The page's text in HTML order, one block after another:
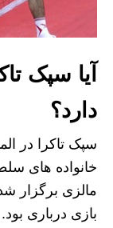
آیا سپک
دارد؟
سپک تاکرا در
مالزی برگزار
بازی درباری